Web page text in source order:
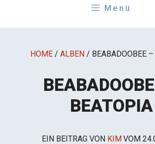
Menü
HOME / ALBEN / BEABADOOBEE
BEATOPIA
EIN BEITRAG VON KIMVOM